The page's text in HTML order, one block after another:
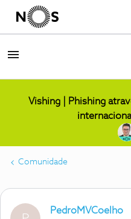
Vishing | Phishing
Comunidade
PedroMVCoelho